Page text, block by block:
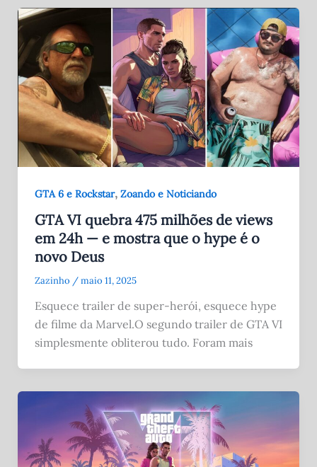
GTA 6 e Rockstar, Zoando e Noticiando
GTA VI quebra 475 milhões de views
em 24h — e mostra que o hype é o
novo Deus
Zazinho /maio 11, 2025
Esquece trailer de super-herói, esquece hype
de filme da Marvel.O segundo trailer de GTA VI
simplesmente obliterou tudo. Foram mais